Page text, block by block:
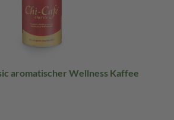
aromatischer Wellness Kaffee